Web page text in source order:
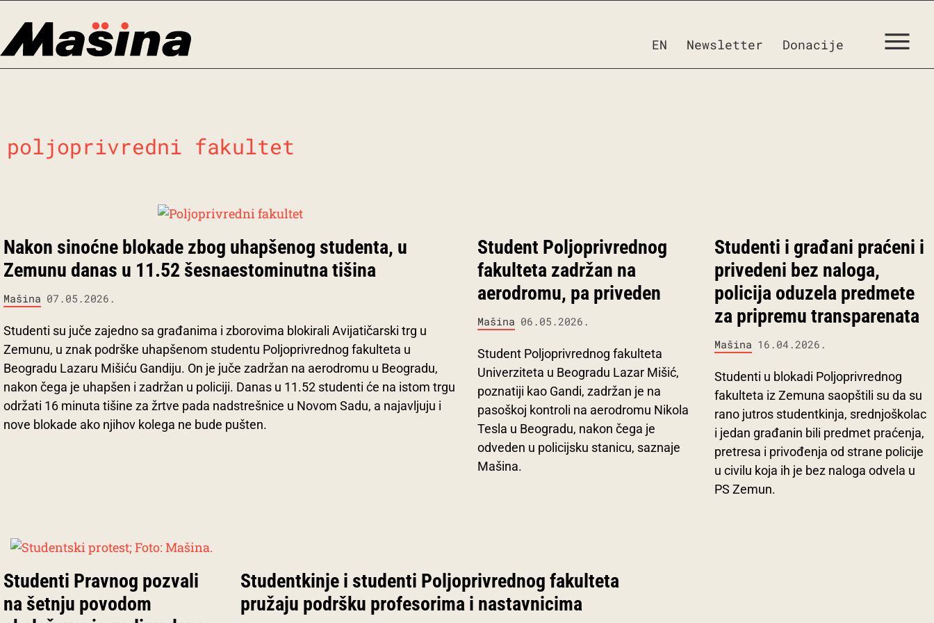
content
EN Newsletter Donacije
poljoprivredni fakultet
Nakon sinoćne blokade zbog uhapšenog studenta, u
Zemunu danas u 11.52 šesnaestominutna tišina
Mašina 07.05.2026.
Studenti su juče zajedno sa građanima i zborovima blokirali Avijatičarski trg u
Zemunu, u znak podrške uhapšenom studentu Poljoprivrednog fakulteta u
Beogradu Lazaru Mišiću Gandiju. On je juče zadržan na aerodromu u Beogradu,
nakon čega je uhapšen i zadržan u policiji. Danas u 11.52 studenti će na istom trgu
održati 16 minuta tišine za žrtve pada nadstrešnice u Novom Sadu, a najavljuju i
nove blokade ako njihov kolega ne bude pušten.
Student Poljoprivrednog
fakulteta zadržan na
aerodromu, pa priveden
Mašina 06.05.2026.
Student Poljoprivrednog fakulteta
Univerziteta u Beogradu Lazar Mišić,
poznatiji kao Gandi, zadržan je na
pasoškoj kontroli na aerodromu Nikola
Tesla u Beogradu, nakon čega je
odveden u policijsku stanicu, saznaje
Mašina.
Studenti i građani praćeni i
privedeni bez naloga,
policija oduzela predmete
za pripremu transparenata
Mašina 16.04.2026.
Studenti u blokadi Poljoprivrednog
fakulteta iz Zemuna saopštili su da su
rano jutros studentkinja, srednjoškolac
i jedan građanin bili predmet praćenja,
pretresa i privođenja od strane policije
u civilu koja ih je bez naloga odvela u
PS Zemun.
Studenti Pravnog pozvali
na šetnju povodom
Studentkinje i studenti Poljoprivrednog fakulteta
pružaju podršku profesorima i nastavnicima